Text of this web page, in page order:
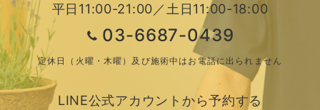
平日11:00-21:00／土日11:00-18:00
03-6687-0439
定休日（火曜・木曜）及び施術中はお電話に出られません
LINE公式アカウントから予約する